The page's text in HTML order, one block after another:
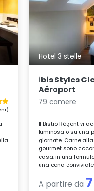
Hotel 3 stelle
ibis Styles
Aéroport
79 camere
Il Bistro Régent vi
luminosa o su una
giornate. Carne
gourmet sono
casa, in una
una cena conviviale.
A partire da